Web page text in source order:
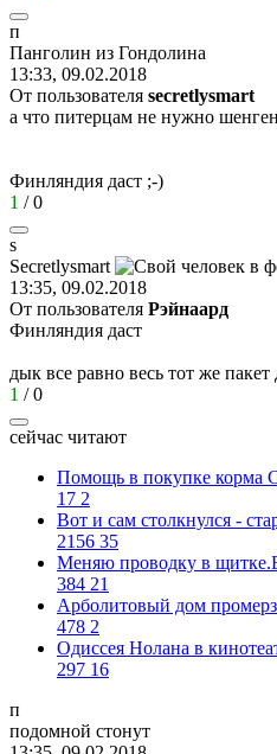
п
Панголин из Гондолина
13:33, 09.02.2018
От пользователя secretlysmart
а что питерцам не нужно
Финляндия даст ;-)
1 /0
s
Secretlysmart
13:35, 09.02.2018
От пользователя Рэйнаард
Финляндия даст
дык все равно весь тот же
1 /0
сейчас читают
Помощь в покупке корма
17 2
Вот и сам столкнулся -
2156 35
Меняю проводку в
384 21
Арболитовый дом
478 2
Одиссея Нолана в
297 16
п
подомной стонут